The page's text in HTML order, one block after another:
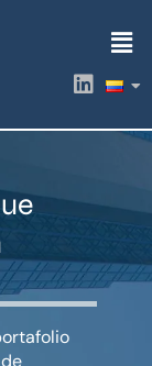
L
i
k
i